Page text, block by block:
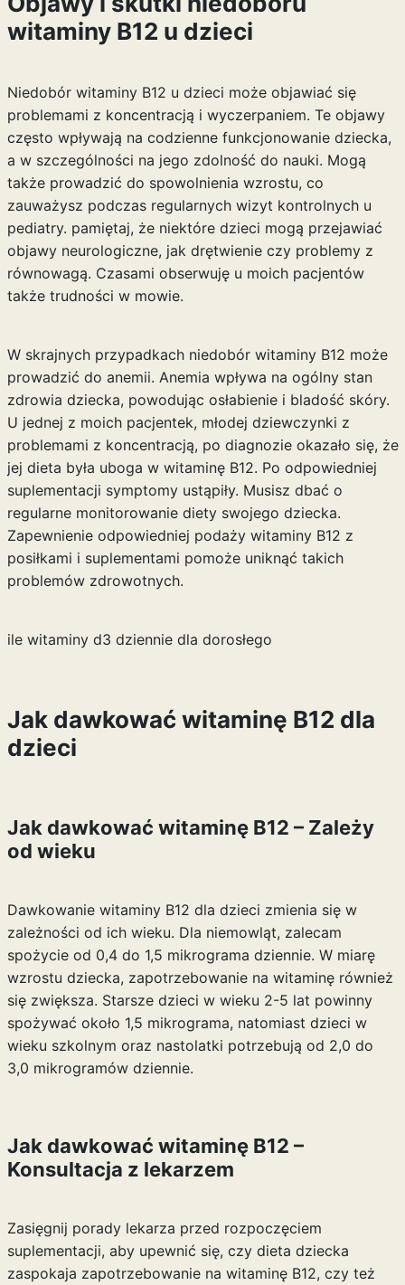
witaminy B12 u dzieci
Niedobór witaminy B12 u dzieci może objawiać się
problemami z koncentracją i wyczerpaniem. Te objawy
często wpływają na codzienne funkcjonowanie dziecka,
a w szczególności na jego zdolność do nauki. Mogą
także prowadzić do spowolnienia wzrostu, co
zauważysz podczas regularnych wizyt kontrolnych u
pediatry. pamiętaj, że niektóre dzieci mogą przejawiać
objawy neurologiczne, jak drętwienie czy problemy z
równowagą. Czasami obserwuję u moich pacjentów
także trudności w mowie.
W skrajnych przypadkach niedobór witaminy B12 może
prowadzić do anemii. Anemia wpływa na ogólny stan
zdrowia dziecka, powodując osłabienie i bladość skóry.
U jednej z moich pacjentek, młodej dziewczynki z
problemami z koncentracją, po diagnozie okazało się, że
jej dieta była uboga w witaminę B12. Po odpowiedniej
suplementacji symptomy ustąpiły. Musisz dbać o
regularne monitorowanie diety swojego dziecka.
Zapewnienie odpowiedniej podaży witaminy B12 z
posiłkami i suplementami pomoże uniknąć takich
problemów zdrowotnych.
ile witaminy d3 dziennie dla dorosłego
Jak dawkować witaminę B12 dla
dzieci
Jak dawkować witaminę B12 – Zależy
od wieku
Dawkowanie witaminy B12 dla dzieci zmienia się w
zależności od ich wieku. Dla niemowląt, zalecam
spożycie od 0,4 do 1,5 mikrograma dziennie. W miarę
wzrostu dziecka, zapotrzebowanie na witaminę również
się zwiększa. Starsze dzieci w wieku 2-5 lat powinny
spożywać około 1,5 mikrograma, natomiast dzieci w
wieku szkolnym oraz nastolatki potrzebują od 2,0 do
3,0 mikrogramów dziennie.
Jak dawkować witaminę B12 –
Konsultacja z lekarzem
Zasięgnij porady lekarza przed rozpoczęciem
suplementacji, aby upewnić się, czy dieta dziecka
zaspokaja zapotrzebowanie na witaminę B12, czy też